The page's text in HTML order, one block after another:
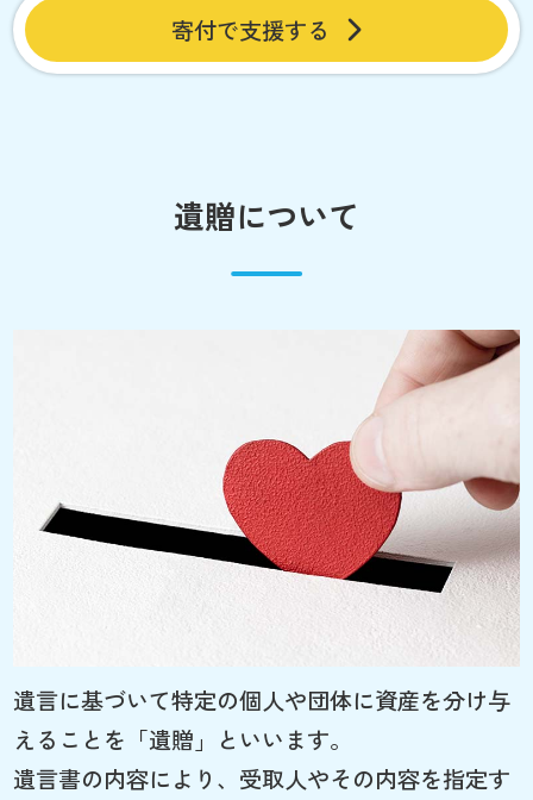
寄付で支援する
遺贈について
遺言に基づいて特定の個人や団体に資産を分け与
えることを「遺贈」といいます。
遺言書の内容により、受取人やその内容を指定す